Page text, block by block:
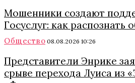
Мошенники создают
Госуслуг: как распознать
Общество 08.08.2026 10:26
Представители Энрике
срыве перехода Луиса из